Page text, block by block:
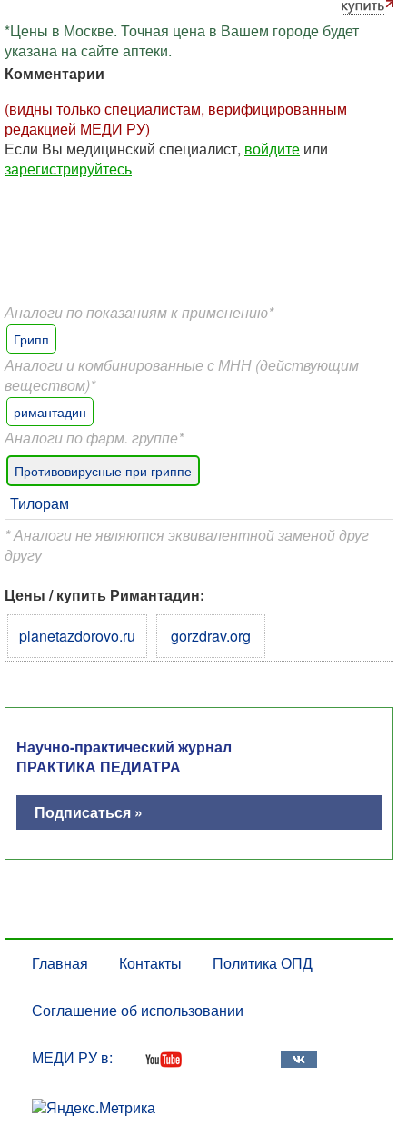
*Цены в Москве. Точная цена в Вашем городе будет
указана на сайте аптеки.
Комментарии
(видны только специалистам, верифицированным
редакцией МЕДИ РУ)
Если Вы медицинский специалист, войдите или
зарегистрируйтесь
Аналоги по показаниям к применению*
Грипп
Аналоги и комбинированные с МНН (действующим
веществом)*
римантадин
Аналоги по фарм. группе*
Противовирусные при гриппе
Тилорам
* Аналоги не являются эквивалентной заменой друг
другу
Цены / купить Римантадин:
planetazdorovo.ru
gorzdrav.org
Научно-практический журнал
ПРАКТИКА ПЕДИАТРА
Подписаться »
Главная Контакты Политика ОПД
Соглашение об использовании
МЕДИ РУ в: